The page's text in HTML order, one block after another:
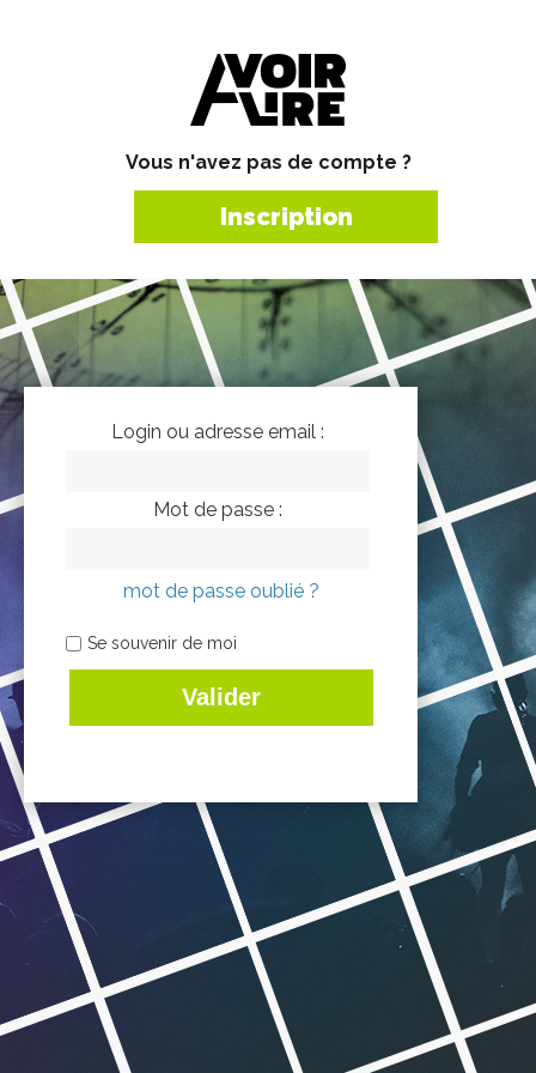
Vous n'avez pas de compte ?
Inscription
Login ou adresse email :
Mot de passe :
mot de passe oublié ?
Se souvenir de moi